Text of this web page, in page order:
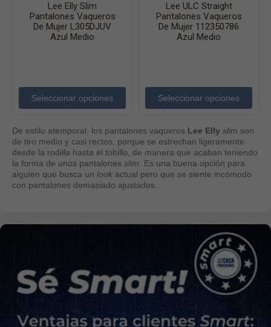
Lee Elly Slim
Pantalones Vaqueros
De Mujer L305DJUV
Azul Medio
Seleccionar opciones
Lee ULC Straight
Pantalones Vaqueros
De Mujer 112350786
Azul Medio
Seleccionar opciones
De estilo atemporal, los pantalones vaqueros Lee Elly slim son
de tiro medio y casi rectos, porque se estrechan ligeramente
desde la rodilla hasta el tobillo, de manera que acaban teniendo
la forma de unos pantalones slim . Es una buena opción para
alguien que busca un look actual pero que se siente incómodo
con pantalones demasiado ajustados.